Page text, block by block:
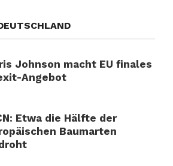
Johnson macht EU finales
Angebot
Etwa die Hälfte der
Baumarten